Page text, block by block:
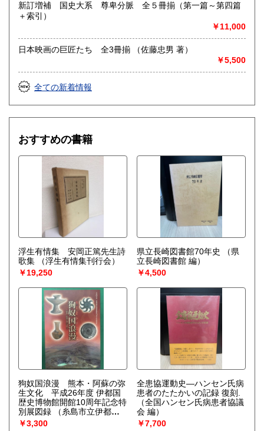
新訂増補 国史大系 尊卑分脈 全５冊揃（第一篇～第四篇
＋索引）
￥11,000
日本映画の巨匠たち 全3冊揃 （佐藤忠男 著）
￥5,500
全ての新着情報
おすすめの書籍
浮生有情集 安岡正篤先生詩
歌集
（浮生有情集刊行会）
￥19,250
県立長崎図書館70年史
（県
立長崎図書館 編）
￥4,500
狗奴国浪漫 熊本・阿蘇の弥
生文化 平成26年度 伊都国
歴史博物館開館10周年記念特
別展図録
（糸島市立伊都国
歴史博物館）
￥3,300
全患協運動史―ハンセン氏病
患者のたたかいの記録 復刻.
（全国ハンセン氏病患者協議
会 編）
￥7,700